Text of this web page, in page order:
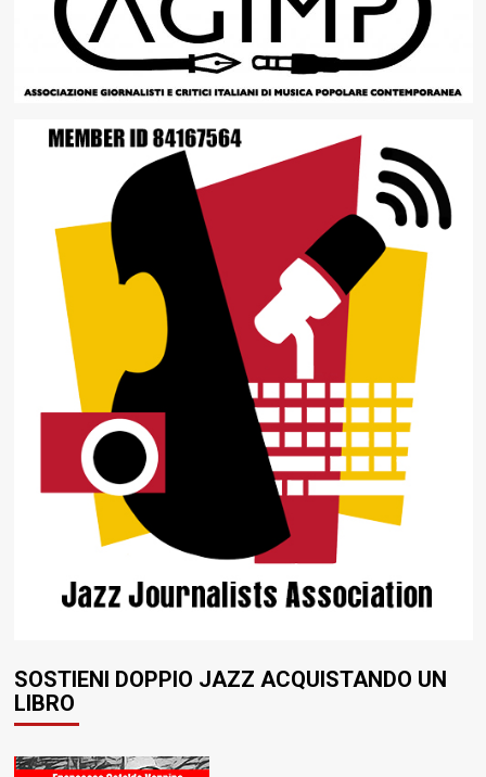
SOSTIENI DOPPIO JAZZ ACQUISTANDO UN
LIBRO